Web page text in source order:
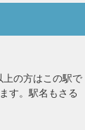
上の方はこの駅で
す。駅名もさる